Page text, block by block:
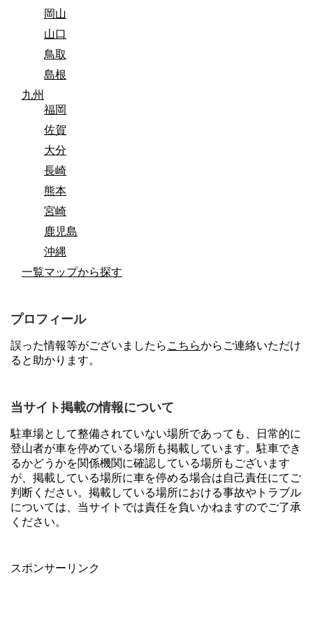
岡山
山口
鳥取
島根
九州
福岡
佐賀
大分
長崎
熊本
宮崎
鹿児島
沖縄
一覧マップから探す
プロフィール
誤った情報等がございましたら こちらからご連絡いただけ
ると助かります。
当サイト掲載の情報について
駐車場として整備されていない場所であっても、日常的に
登山者が車を停めている場所も掲載しています。駐車でき
るかどうかを関係機関に確認している場所もございます
が、掲載している場所に車を停める場合は自己責任にてご
判断ください。掲載している場所における事故やトラブル
については、当サイトでは責任を負いかねますのでご了承
ください。
スポンサーリンク